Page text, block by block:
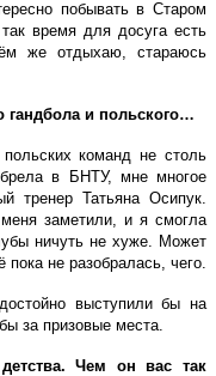
побывать в Старом
время для досуга есть
же отдыхаю, стараюсь
гандбола и польского…
команд не столь
в БНТУ, мне многое
тренер Татьяна Осипук.
заметили, и я смогла
ничуть не хуже. Может
не разобралась, чего.
выступили бы на
за призовые места.
Чем он вас так